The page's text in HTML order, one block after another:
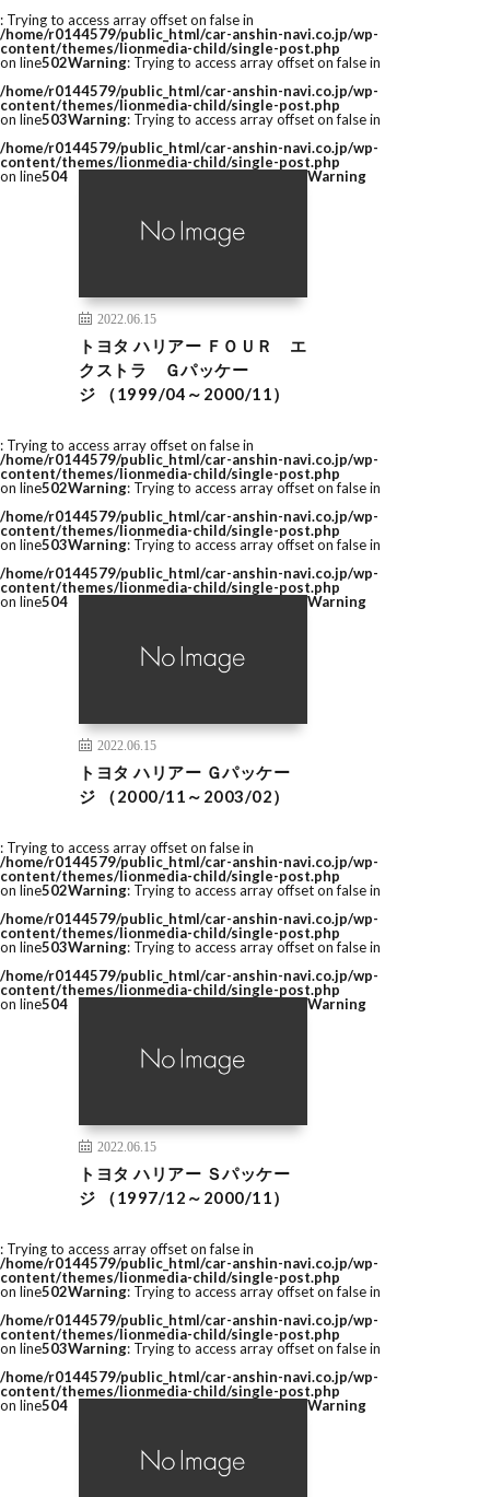
: Trying to access array offset on false in
/home/r0144579/public_html/car-anshin-navi.co.jp/wp-
content/themes/lionmedia-child/single-post.php
on line502Warning: Trying to access array offset on false in
/home/r0144579/public_html/car-anshin-navi.co.jp/wp-
content/themes/lionmedia-child/single-post.php
on line503Warning: Trying to access array offset on false in
/home/r0144579/public_html/car-anshin-navi.co.jp/wp-
content/themes/lionmedia-child/single-post.php
on line504
2022.06.15
トヨタ ハリアー ＦＯＵＲ エ
クストラ Ｇパッケー
ジ （1999/04～2000/11）
Warning
: Trying to access array offset on false in
/home/r0144579/public_html/car-anshin-navi.co.jp/wp-
content/themes/lionmedia-child/single-post.php
on line502Warning: Trying to access array offset on false in
/home/r0144579/public_html/car-anshin-navi.co.jp/wp-
content/themes/lionmedia-child/single-post.php
on line503Warning: Trying to access array offset on false in
/home/r0144579/public_html/car-anshin-navi.co.jp/wp-
content/themes/lionmedia-child/single-post.php
on line504
2022.06.15
トヨタ ハリアー Ｇパッケー
ジ （2000/11～2003/02）
Warning
: Trying to access array offset on false in
/home/r0144579/public_html/car-anshin-navi.co.jp/wp-
content/themes/lionmedia-child/single-post.php
on line502Warning: Trying to access array offset on false in
/home/r0144579/public_html/car-anshin-navi.co.jp/wp-
content/themes/lionmedia-child/single-post.php
on line503Warning: Trying to access array offset on false in
/home/r0144579/public_html/car-anshin-navi.co.jp/wp-
content/themes/lionmedia-child/single-post.php
on line504
2022.06.15
トヨタ ハリアー Ｓパッケー
ジ （1997/12～2000/11）
Warning
: Trying to access array offset on false in
/home/r0144579/public_html/car-anshin-navi.co.jp/wp-
content/themes/lionmedia-child/single-post.php
on line502Warning: Trying to access array offset on false in
/home/r0144579/public_html/car-anshin-navi.co.jp/wp-
content/themes/lionmedia-child/single-post.php
on line503Warning: Trying to access array offset on false in
/home/r0144579/public_html/car-anshin-navi.co.jp/wp-
content/themes/lionmedia-child/single-post.php
on line504 Warning